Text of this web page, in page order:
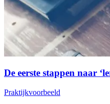
De eerste stappen naar
Praktijkvoorbeeld